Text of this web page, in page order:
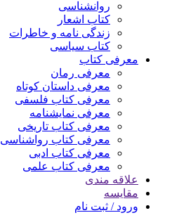
روانشناسی
کتاب اشعار
زندگی نامه و خاطرات
کتاب سیاسی
معرفی کتاب
معرفی رمان
معرفی داستان کوتاه
معرفی کتاب فلسفی
معرفی نمایشنامه
معرفی کتاب تاریخی
معرفی کتاب رواشناسی
معرفی کتاب ادبی
معرفی کتاب علمی
علاقه مندی
مقایسه
ورود / ثبت نام